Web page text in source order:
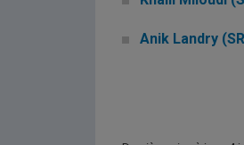
Anik Landry